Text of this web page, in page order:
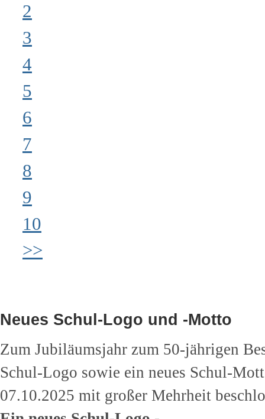
2
3
4
5
6
7
8
9
10
>>
Neues Schul-Logo und -Motto
Zum Jubiläumsjahr zum 50-jährigen
Schul-Logo sowie ein neues Schul-
07.10.2025 mit großer Mehrheit